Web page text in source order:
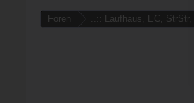
Foren ..:: Laufhaus, EC, StrStr,